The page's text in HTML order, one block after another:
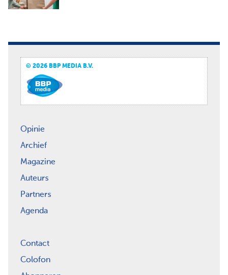
© 2026 BBP MEDIA B.V.
Opinie
Archief
Magazine
Auteurs
Partners
Agenda
Contact
Colofon